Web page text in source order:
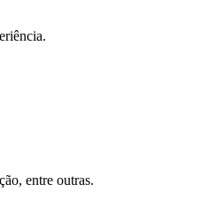
entre outras.